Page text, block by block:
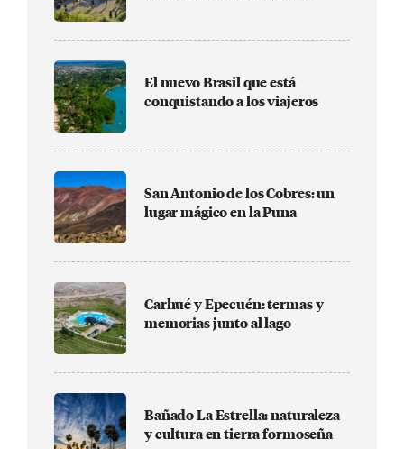
El nuevo Brasil que está
conquistando a los viajeros
San Antonio de los Cobres: un
lugar mágico en la Puna
Carhué y Epecuén: termas y
memorias junto al lago
Bañado La Estrella: naturaleza
y cultura en tierra formoseña